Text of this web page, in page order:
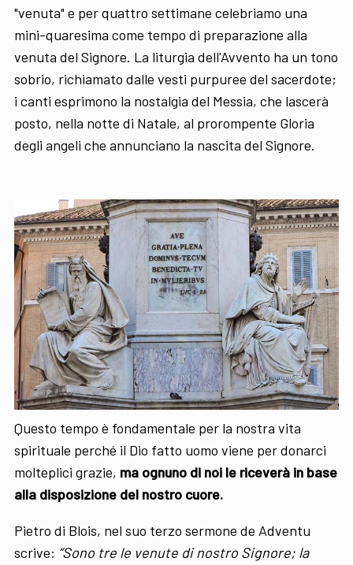
"venuta" e per quattro settimane celebriamo una
mini-quaresima come tempo di preparazione alla
venuta del Signore. La liturgia dell'Avvento ha un tono
sobrio, richiamato dalle vesti purpuree del sacerdote;
i canti esprimono la nostalgia del Messia, che lascerà
posto, nella notte di Natale, al prorompente Gloria
degli angeli che annunciano la nascita del Signore.
Questo tempo è fondamentale per la nostra vita
spirituale perché il Dio fatto uomo viene per donarci
molteplici grazie, ma ognuno di noi le riceverà in base
alla disposizione del nostro cuore.
Pietro di Blois, nel suo terzo sermone de Adventu
scrive: “Sono tre le venute di nostro Signore; la